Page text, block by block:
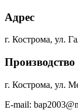
Адрес
г. Кострома, ул.
Производство
г. Кострома, ул.
E-mail: